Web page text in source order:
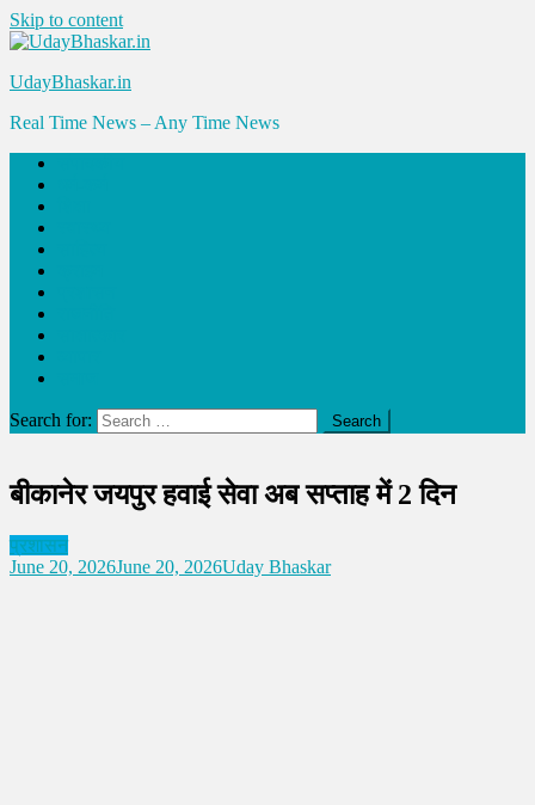
Skip to content
UdayBhaskar.in
Real Time News – Any Time News
Search for:
बीकानेर जयपुर हवाई सेवा अब सप्ताह में 2 दिन
प्रशासन
June 20, 2026June 20, 2026Uday Bhaskar